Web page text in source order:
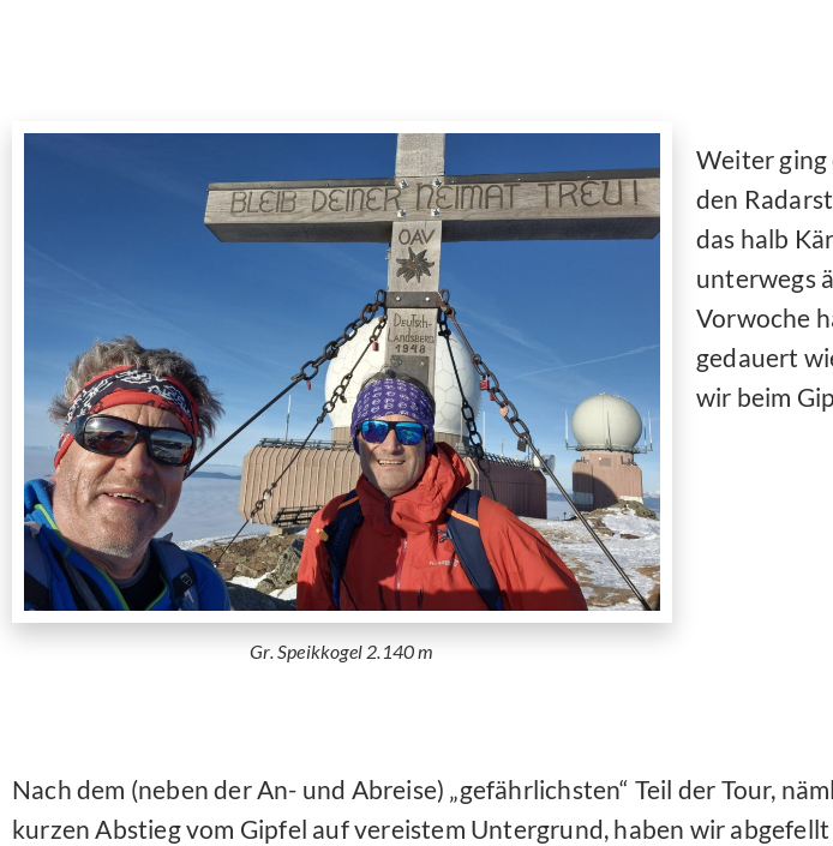
Gr. Speikkogel 2.140 m
Weiter
den
das halb
unterwegs
Vorwoche
gedauert
wir beim
Nach dem (neben der An- und Abreise) „gefährlichsten“ Teil der Tour,
kurzen Abstieg vom Gipfel auf vereistem Untergrund, haben wir